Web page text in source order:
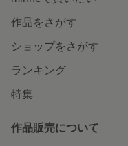
作品をさがす
ショップをさがす
ランキング
特集
作品販売について